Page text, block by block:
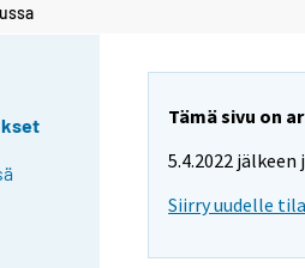
Tämä sivu on
5.4.2022
Siirry uudelle